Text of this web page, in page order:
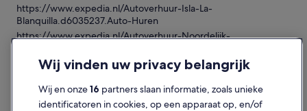
https://www.expedia.nl/Autoverhuur-Isla-La-
Blanquilla.d6035237.Auto-Huren
https://www.expedia.nl/Autoverhuur-Noordelijk-
https://www.expedia.nl/Autoverhuur-Isla-De-
Coche.d6173554.Auto-Huren
https://www.expedia.nl/Autoverhuur-Guiana-
Hoogvlaktes.d6228203.Auto-Huren
Wij vinden uw privacy belangrijk
Wij en onze16 partners slaan informatie, zoals unieke
identificatoren in cookies, op een apparaat op, en/of